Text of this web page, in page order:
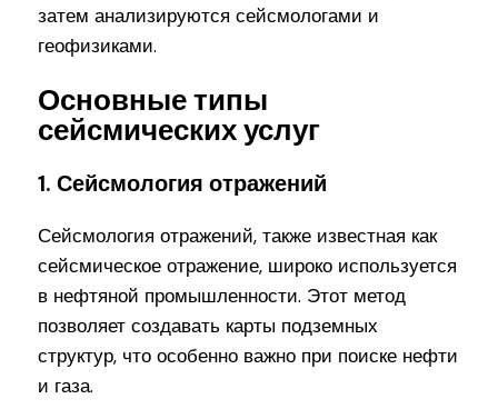
затем анализируются сейсмологами и
геофизиками.
Основные типы
сейсмических услуг
1. Сейсмология отражений
Сейсмология отражений, также известная как
сейсмическое отражение, широко используется
в нефтяной промышленности. Этот метод
позволяет создавать карты подземных
структур, что особенно важно при поиске нефти
и газа.